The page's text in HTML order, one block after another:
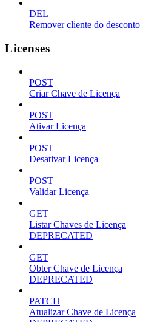
DEL
Remover cliente do desconto
Licenses
POST
Criar Chave de Licença
POST
Ativar Licença
POST
Desativar Licença
POST
Validar Licença
GET
Listar Chaves de Licença
DEPRECATED
GET
Obter Chave de Licença
DEPRECATED
PATCH
Atualizar Chave de Licença